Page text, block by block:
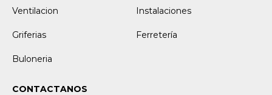
Ventilacion Instalaciones
Griferias Ferretería
Buloneria
CONTACTANOS